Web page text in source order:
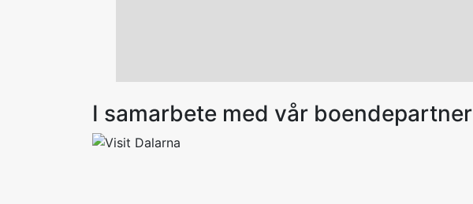
I samarbete med vår boendepartner